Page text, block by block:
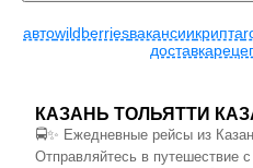
автоwildberriesвакансиикрипта
доставка
КАЗАНЬ ТОЛЬЯТТИ
🚍✨ Ежедневные рейсы из
Отправляйтесь в путешествие